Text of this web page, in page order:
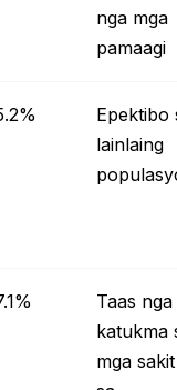
nga mga
pamaagi
Epektibo
lainlaing
Taas nga
katukma
mga sakit